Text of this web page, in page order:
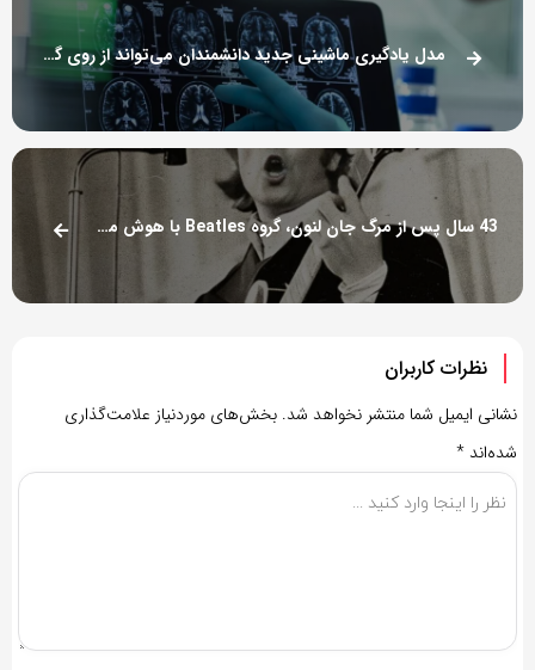
مدل یادگیری ماشینی جدید دانشمندان می‌تواند از روی گفتار، زوال عقل را تشخیص دهد
43 سال پس از مرگ جان لنون، گروه Beatles با هوش مصنوعی آخرین آهنگ او را تکمیل می‌کند
نظرات کاربران
نشانی ایمیل شما منتشر نخواهد شد. بخش‌های موردنیاز علامت‌گذاری
شده‌اند *